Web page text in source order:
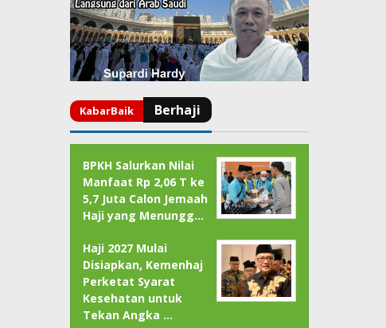
BPKH Salurkan Nilai
Manfaat Rp 2,06 T ke
5,7 Juta Calon Jemaah
Haji yang Menungg…
Haji 2027 Mulai
Disiapkan, Kemenhaj
Perketat Syarat
Kesehatan untuk
Tekan Angka …